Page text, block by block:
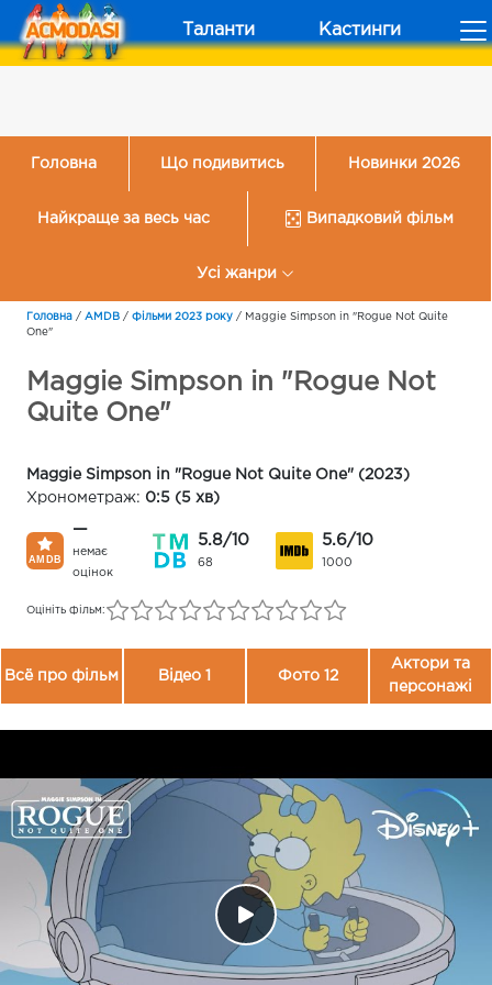
Таланти Кастинги
Головна Що подивитись Новинки 2026
Найкраще за весь час Випадковий фільм
Усі жанри
Головна / AMDB / Фільми 2023 року / Maggie Simpson in "Rogue Not Quite
One"
Maggie Simpson in "Rogue Not
Quite One"
Maggie Simpson in "Rogue Not Quite One" (2023)
Хронометраж: 0:5 (5 хв)
—
немає
оцінок
5.8/10
68
5.6/10
1000
Оцініть фільм:
Всё про фільм Відео 1 Фото 12
Актори та
персонажі